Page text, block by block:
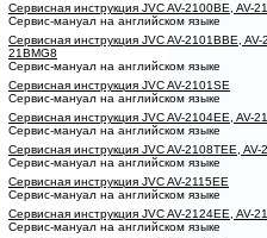
Сервисная инструкция JVC AV-2100BE, AV-
Сервис-мануал на английском языке
Сервисная инструкция JVC AV-2101BBE,
21BMG8
Сервис-мануал на английском языке
Сервисная инструкция JVC AV-2101SE
Сервис-мануал на английском языке
Сервисная инструкция JVC AV-2104EE, AV-
Сервис-мануал на английском языке
Сервисная инструкция JVC AV-2108TEE,
Сервис-мануал на английском языке
Сервисная инструкция JVC AV-2115EE
Сервис-мануал на английском языке
Сервисная инструкция JVC AV-2124EE, AV-
Сервис-мануал на английском языке